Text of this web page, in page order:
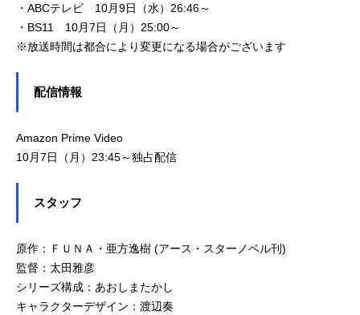
・ABCテレビ 10月9日（水）26:46～
・BS11 10月7日（月）25:00～
※放送時間は都合により変更になる場合がございます
配信情報
Amazon Prime Video
10月7日（月）23:45～独占配信
スタッフ
原作：ＦＵＮＡ・亜方逸樹 (アース・スターノベル刊)
監督：太田雅彦
シリーズ構成：あおしまたかし
キャラクターデザイン：渡辺奏